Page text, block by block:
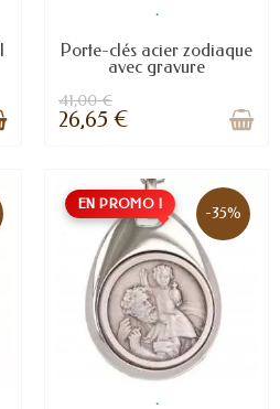
.
Porte-clés acier zodiaque
avec gravure
41,00 €
26,65 €
EN PROMO ! -35%
.